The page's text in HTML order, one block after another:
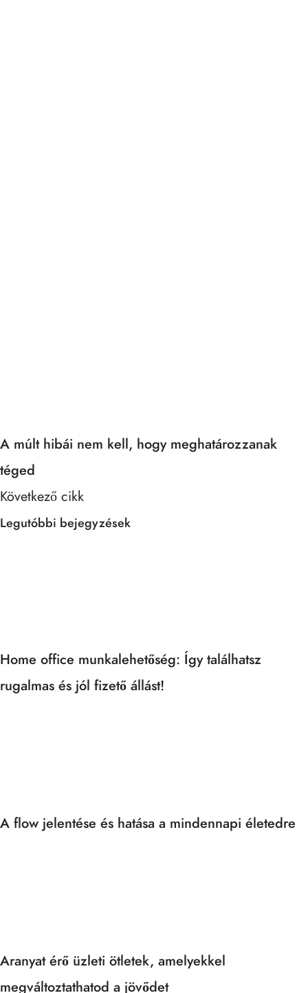
A múlt hibái nem kell, hogy meghatározzanak
téged
Következő cikk
Legutóbbi bejegyzések
Home office munkalehetőség: Így találhatsz
rugalmas és jól fizető állást!
A flow jelentése és hatása a mindennapi életedre
Aranyat érő üzleti ötletek, amelyekkel
megváltoztathatod a jövődet